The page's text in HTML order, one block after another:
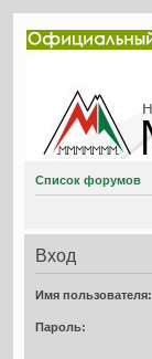
Список форумов
Вход
Имя пользователя:
Пароль: